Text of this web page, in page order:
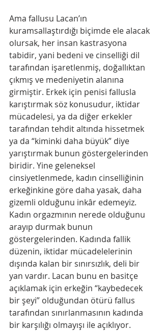
Ama fallusu Lacan’ın
kuramsallaştırdığı biçimde ele alacak
olursak, her insan kastrasyona
tabidir, yani bedeni ve cinselliği dil
tarafından işaretlenmiş, doğallıktan
çıkmış ve medeniyetin alanına
girmiştir. Erkek için penisi fallusla
karıştırmak söz konusudur, iktidar
mücadelesi, ya da diğer erkekler
tarafından tehdit altında hissetmek
ya da “kiminki daha büyük” diye
yarıştırmak bunun göstergelerinden
biridir. Yine geleneksel
cinsiyetlenmede, kadın cinselliğinin
erkeğinkine göre daha yasak, daha
gizemli olduğunu inkâr edemeyiz.
Kadın orgazmının nerede olduğunu
arayıp durmak bunun
göstergelerinden. Kadında fallik
düzenin, iktidar mücadelelerinin
dışında kalan bir sınırsızlık, deli bir
yan vardır. Lacan bunu en basitçe
açıklamak için erkeğin “kaybedecek
bir şeyi” olduğundan ötürü fallus
tarafından sınırlanmasının kadında
bir karşılığı olmayışı ile açıklıyor.